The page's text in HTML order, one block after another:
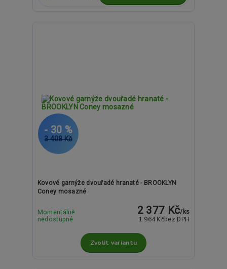
3 408 Kč
- 30 %
Kovové garnýže dvouřadé hranaté - BROOKLYN
Coney mosazné
2 377 Kč/ ks
1 964 Kč bez DPH
Momentálně
nedostupné
Zvolit variantu